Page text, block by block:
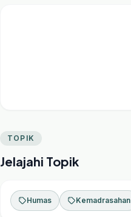
TOPIK
Jelajahi Topik
Humas Kemadrasahan